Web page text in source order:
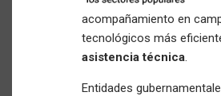
acompañamiento en
tecnológicos más
asistencia técnica.
Entidades